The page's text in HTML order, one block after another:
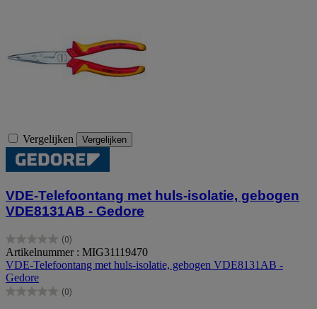
Vergelijken Vergelijken
VDE-Telefoontang met huls-isolatie, gebogen
VDE8131AB - Gedore
(0)
0.0
van
de
5
sterren.
Artikelnummer : MIG31119470
VDE-Telefoontang met huls-isolatie, gebogen VDE8131AB -
Gedore
(0)
0.0